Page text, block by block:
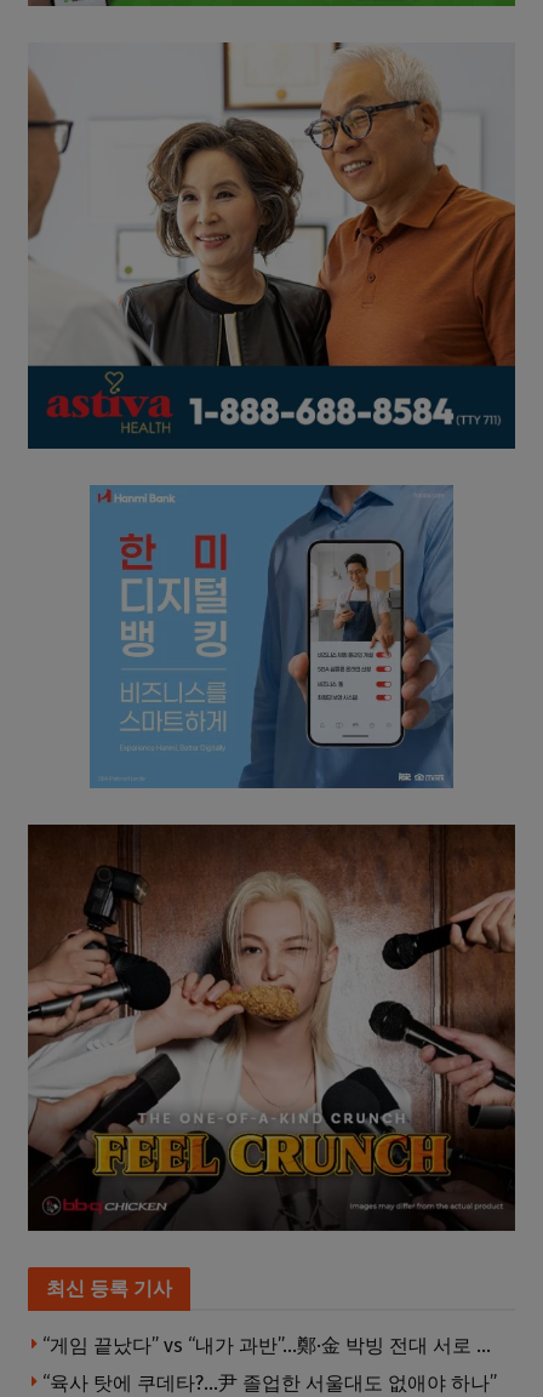
최신 등록 기사
“게임 끝났다” vs “내가 과반”…鄭·金 박빙 전대 서로 우위 주장
“육사 탓에 쿠데타?…尹 졸업한 서울대도 없애야 하나”